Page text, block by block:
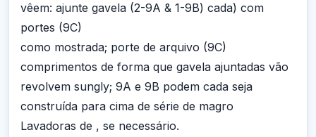
vêem: ajunte gavela (2-9A & 1-9B) cada) com
portes (9C)
como mostrada; porte de arquivo (9C)
comprimentos de forma que gavela ajuntadas vão
revolvem sungly; 9A e 9B podem cada seja
construída para cima de série de magro
Lavadoras de , se necessário.